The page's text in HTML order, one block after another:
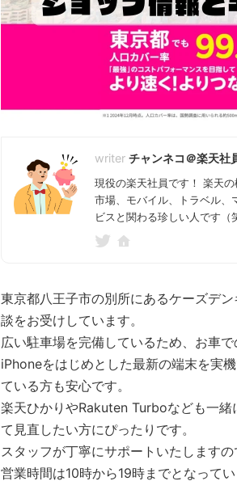
チャンネコ＠楽天社
現役の楽天社員です！ 楽天
市場、モバイル、トラベル、
ビスと関わる珍しい人です（
東京都八王子市の別所にあるケーズデ
談をお受けしています。
広い駐車場を完備しているため、お車で
iPhoneをはじめとした最新の端末を実
ている方も安心です。
楽天ひかりやRakuten Turboなども一
て見直したい方にぴったりです。
スタッフが丁寧にサポートいたします
営業時間は10時から19時までとなってい